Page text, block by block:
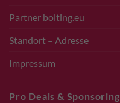
Partner bolting.eu
Standort – Adresse
Impressum
Pro Deals & Sponsoring